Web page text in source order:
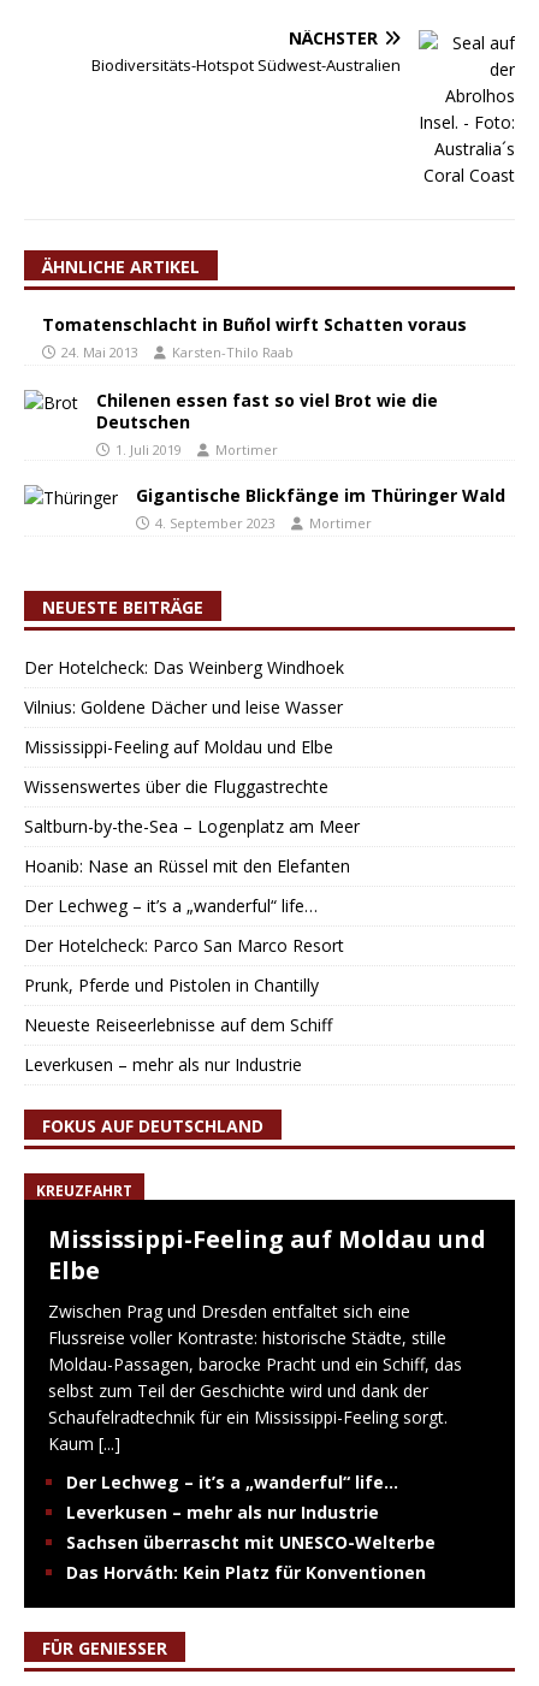
NÄCHSTER
Biodiversitäts-Hotspot Südwest-Australien
ÄHNLICHE ARTIKEL
Tomatenschlacht in Buñol wirft Schatten voraus
24. Mai 2013 Karsten-Thilo Raab
Chilenen essen fast so viel Brot wie die
Deutschen
1. Juli 2019 Mortimer
Gigantische Blickfänge im Thüringer Wald
4. September 2023 Mortimer
NEUESTE BEITRÄGE
Der Hotelcheck: Das Weinberg Windhoek
Vilnius: Goldene Dächer und leise Wasser
Mississippi-Feeling auf Moldau und Elbe
Wissenswertes über die Fluggastrechte
Saltburn-by-the-Sea – Logenplatz am Meer
Hoanib: Nase an Rüssel mit den Elefanten
Der Lechweg – it’s a „wanderful“ life…
Der Hotelcheck: Parco San Marco Resort
Prunk, Pferde und Pistolen in Chantilly
Neueste Reiseerlebnisse auf dem Schiff
Leverkusen – mehr als nur Industrie
FOKUS AUF DEUTSCHLAND
KREUZFAHRT
Mississippi-Feeling auf Moldau und
Elbe
Zwischen Prag und Dresden entfaltet sich eine
Flussreise voller Kontraste: historische Städte, stille
Moldau-Passagen, barocke Pracht und ein Schiff, das
selbst zum Teil der Geschichte wird und dank der
Schaufelradtechnik für ein Mississippi-Feeling sorgt.
Kaum [...]
Der Lechweg – it’s a „wanderful“ life…
Leverkusen – mehr als nur Industrie
Sachsen überrascht mit UNESCO-Welterbe
Das Horváth: Kein Platz für Konventionen
FÜR GENIESSER